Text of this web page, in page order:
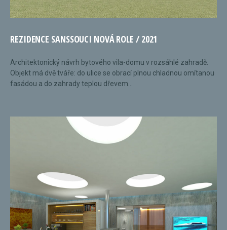
REZIDENCE SANSSOUCI NOVÁ ROLE / 2021
Architektonický návrh bytového vila-domu v rozsáhlé zahradě.
Objekt má dvě tváře: do ulice se obrací plnou chladnou omítanou
fasádou a do zahrady teplou dřevem...